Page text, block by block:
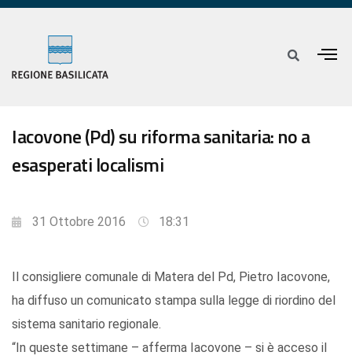
Iacovone (Pd) su riforma sanitaria: no a
esasperati localismi
31 Ottobre 2016 18:31
Il consigliere comunale di Matera del Pd, Pietro Iacovone,
ha diffuso un comunicato stampa sulla legge di riordino del
sistema sanitario regionale.
“In queste settimane – afferma Iacovone – si è acceso il